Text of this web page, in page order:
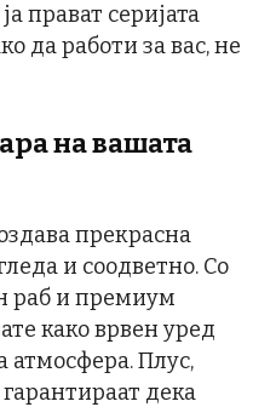
прават серијата
да работи за вас, не
на вашата
прекрасна
и соодветно. Со
раб и премиум
како врвен уред
атмосфера. Плус,
дека